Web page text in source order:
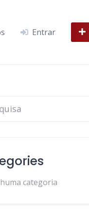
Entrar
categoria